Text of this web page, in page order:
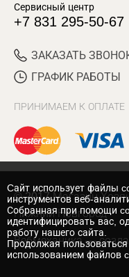
Сервисный центр
+7 831 295-50-67
ЗАКАЗАТЬ
ГРАФИК РАБОТЫ
ПРИНИМАЕМ К ОПЛАТЕ
© 2017 Магазин
Нижний Новгород
Вебмеханика —
Cайт использует файлы
инструментов веб-
Собранная при помощи
идентифицировать вас,
работу нашего сайта.
Продолжая
использованием файлов